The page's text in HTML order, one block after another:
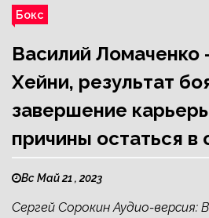
Бокс
Василий Ломаченко
Хейни, результат
завершение
причины остаться в
Вс Май 21 , 2023
Сергей Сорокин Аудио-версия: